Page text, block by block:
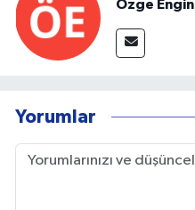
Özge Engin
Yorumlar